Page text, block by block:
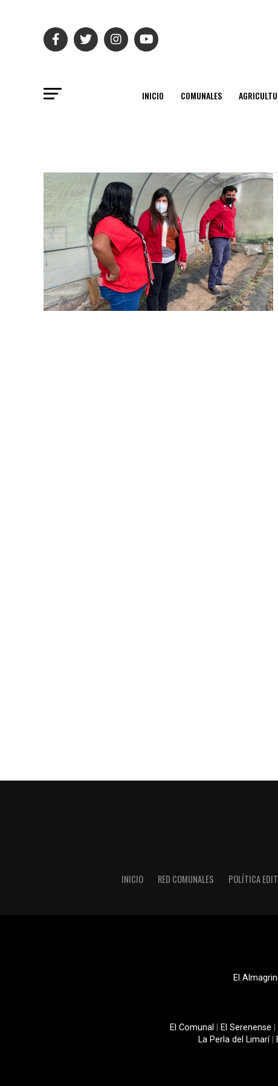
INICIO COMUNALES
INICIO RED COMUNALES POLÍTICA
El
El Comunal El Serenense
La Perla del Limarí|